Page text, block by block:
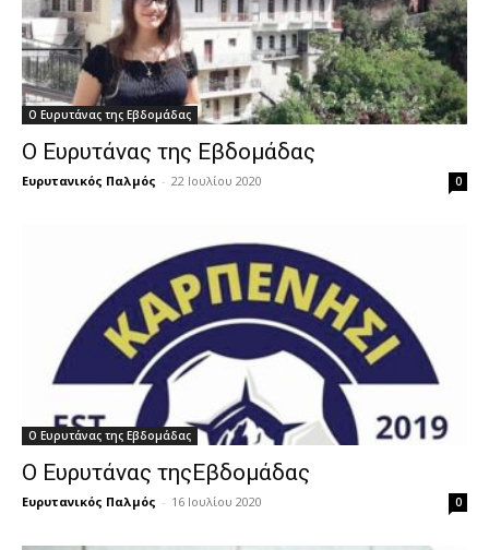
Ο Ευρυτάνας της Εβδομάδας
Ο Ευρυτάνας της Εβδομάδας
Ευρυτανικός Παλμός - 22 Ιουλίου 2020 0
Ο Ευρυτάνας της Εβδομάδας
Ο Ευρυτάνας τηςΕβδομάδας
Ευρυτανικός Παλμός - 16 Ιουλίου 2020 0